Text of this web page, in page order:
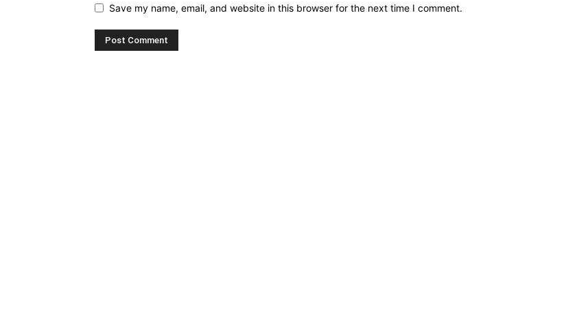
Save my name, email, and website in this browser for the next time I comment.